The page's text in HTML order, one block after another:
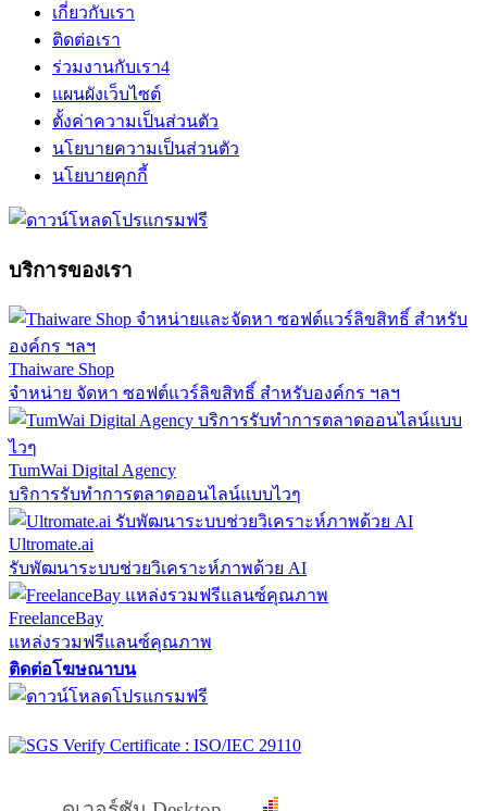
เกี่ยวกับเรา
ติดต่อเรา
ร่วมงานกับเรา4
แผนผังเว็บไซต์
ตั้งค่าความเป็นส่วนตัว
นโยบายความเป็นส่วนตัว
นโยบายคุกกี้
บริการของเรา
Thaiware Shop
จำหน่าย จัดหา ซอฟต์แวร์ลิขสิทธิ์ สำหรับองค์กร ฯลฯ
TumWai Digital Agency
บริการรับทำการตลาดออนไลน์แบบไวๆ
Ultromate.ai
รับพัฒนาระบบช่วยวิเคราะห์ภาพด้วย AI
FreelanceBay
แหล่งรวมฟรีแลนซ์คุณภาพ
ติดต่อโฆษณาบน